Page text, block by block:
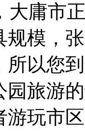
大庸市
规模，
所以您
园旅游
游玩市